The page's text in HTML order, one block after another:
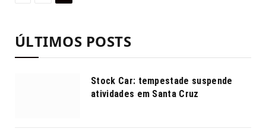
ÚLTIMOS POSTS
Stock Car: tempestade suspende
atividades em Santa Cruz